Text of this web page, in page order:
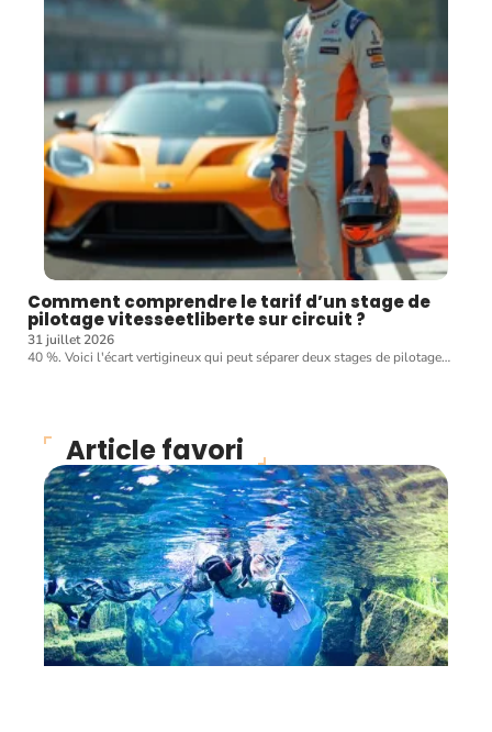
Comment comprendre le tarif d’un stage de
pilotage vitesseetliberte sur circuit ?
31 juillet 2026
40 %. Voici l'écart vertigineux qui peut séparer deux stages de pilotage…
Article favori